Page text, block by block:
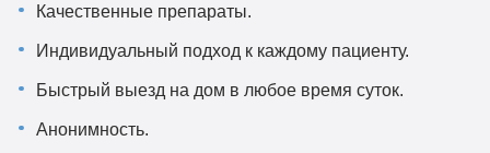
Качественные препараты.
Индивидуальный подход к каждому пациенту.
Быстрый выезд на дом в любое время суток.
Анонимность.